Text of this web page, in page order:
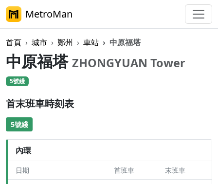
MetroMan
首頁 城市 鄭州 車站 中原福塔
中原福塔 ZHONGYUAN Tower
5號綫
首末班車時刻表
5號綫
內環
日期 首班車 末班車